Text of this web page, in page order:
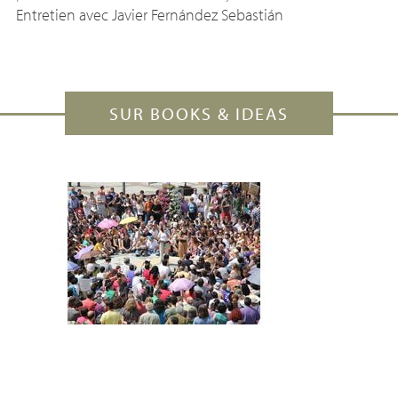
Entretien avec Javier Fernández Sebastián
SUR BOOKS & IDEAS